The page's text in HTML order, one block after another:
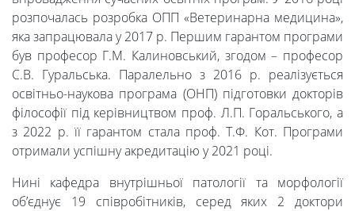
діяльність
Абітурієнтам
Наука
Міжнародна
розпочалась розробка ОПП «Ветеринарна медицина»,
яка запрацювала у 2017 р. Першим гарантом програми
був професор Г.М. Калиновський, згодом – професор
С.В. Гуральська. Паралельно з 2016 р. реалізується
освітньо-наукова програма (ОНП) підготовки докторів
філософії під керівництвом проф. Л.П. Горальського, а
з 2022 р. її гарантом стала проф. Т.Ф. Кот. Програми
отримали успішну акредитацію у 2021 році.
Нині кафедра внутрішньої патології та морфології
об’єднує 19 співробітників, серед яких 2 доктори